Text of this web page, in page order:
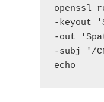
openssl
-keyout
-out
-subj '/
echo